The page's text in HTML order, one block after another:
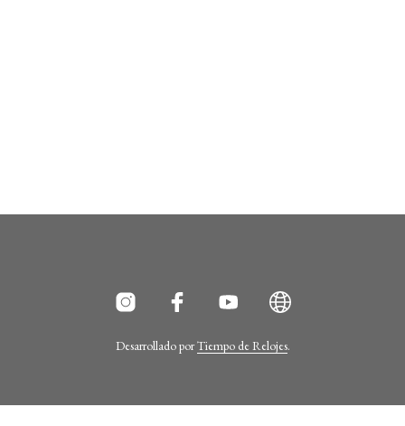
Desarrollado porTiempo de Relojes.